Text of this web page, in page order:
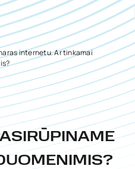
internetu. Ar tinkamai